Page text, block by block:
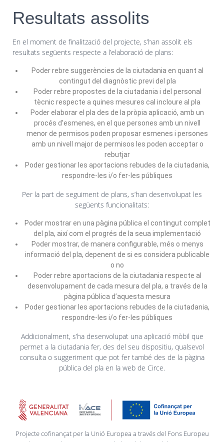
Resultats assolits
En el moment de finalització del projecte, s’han assolit els
resultats següents respecte a l’elaboració de plans:
Poder rebre suggerències de la ciutadania en quant al
contingut del diagnòstic previ del pla
Poder rebre propostes de la ciutadania i del personal
tècnic respecte a quines mesures cal incloure al pla
Poder elaborar el pla des de la pròpia aplicació, amb un
procés d’esmenes, en el que persones amb un nivell
menor de permisos poden proposar esmenes i persones
amb un nivell major de permisos les poden acceptar o
rebutjar
Poder gestionar les aportacions rebudes de la ciutadania,
respondre-les i/o fer-les públiques
Per la part de seguiment de plans, s’han desenvolupat les
següents funcionalitats:
Poder mostrar en una pàgina pública el contingut complet
del pla, així com el progrés de la seua implementació
Poder mostrar, de manera configurable, més o menys
informació del pla, depenent de si es considera publicable
o no
Poder rebre aportacions de la ciutadania respecte al
desenvolupament de cada mesura del pla, a través de la
pàgina pública d’aquesta mesura
Poder gestionar les aportacions rebudes de la ciutadania,
respondre-les i/o fer-les públiques
Addicionalment, s’ha desenvolupat una aplicació mòbil que
permet a la ciutadania fer, des del seu dispositiu, qualsevol
consulta o suggeriment que pot fer també des de la pàgina
pública del pla en la web de Circe.
Projecte cofinançat per la Unió Europea a través del Fons Europeu